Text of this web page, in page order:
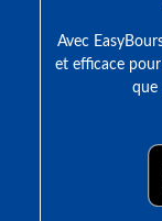
Avec
et efficace
que